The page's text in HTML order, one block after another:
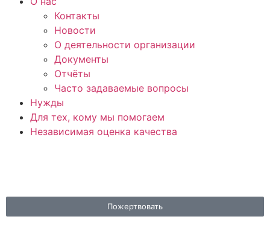
Контакты
Новости
О деятельности организации
Документы
Отчёты
Часто задаваемые вопросы
Нужды
Для тех, кому мы помогаем
Независимая оценка качества
Пожертвовать